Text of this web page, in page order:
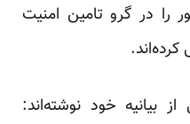
در گرو تامین امنیت
کرده‌اند.
بیانیه خود نوشته‌اند: